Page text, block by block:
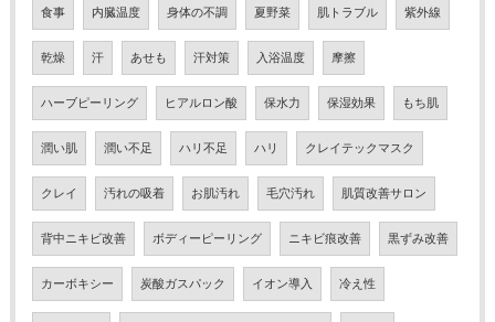
食事 内臓温度 身体の不調 夏野菜 肌トラブル 紫外線
乾燥 汗 あせも 汗対策 入浴温度 摩擦
ハーブピーリング ヒアルロン酸 保水力 保湿効果 もち肌
潤い肌 潤い不足 ハリ不足 ハリ クレイテックマスク
クレイ 汚れの吸着 お肌汚れ 毛穴汚れ 肌質改善サロン
背中ニキビ改善 ボディーピーリング ニキビ痕改善 黒ずみ改善
カーボキシー 炭酸ガスパック イオン導入 冷え性